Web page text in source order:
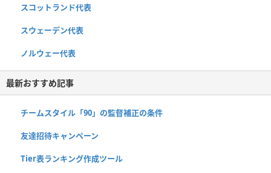
スコットランド代表
スウェーデン代表
ノルウェー代表
最新おすすめ記事
チームスタイル「90」の監督補正の条件
友達招待キャンペーン
Tier表ランキング作成ツール